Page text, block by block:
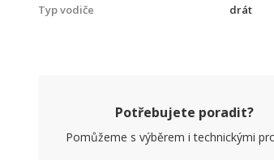
Typ vodiče drát
Potřebujete poradit?
Pomůžeme s výběrem i technickými